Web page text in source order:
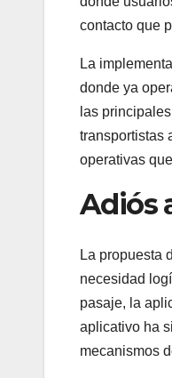
contacto que
La
donde ya
las
transportistas
operativas
Adiós
La propuesta
necesidad
pasaje, la
aplicativo ha
mecanismos